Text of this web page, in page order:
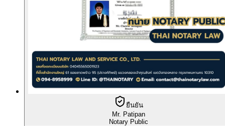
ยืนยัน
Mr. Patipan
Notary Public